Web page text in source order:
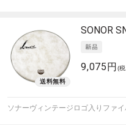
SONOR
9,075円 (
ソナーヴィンテージロゴ入りファ